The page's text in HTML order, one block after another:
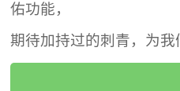
佑功能，
期待加持过的刺青，为我